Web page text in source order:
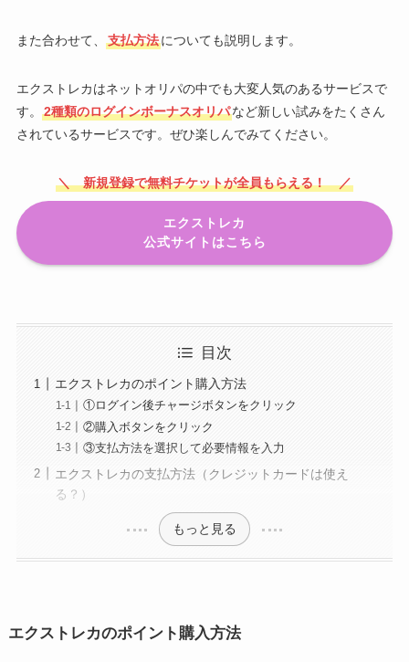
また合わせて、 支払方法についても説明します。
エクストレカはネットオリパの中でも大変人気のあるサービスで
す。
2種類のログインボーナスオリパなど新しい試みをたくさん
されているサービスです。ぜひ楽しんでみてください。
＼ 新規登録で無料チケットが全員もらえる！ ／
エクストレカ
公式サイトはこちら
目次
エクストレカのポイント購入方法
①ログイン後チャージボタンをクリック
②購入ボタンをクリック
③支払方法を選択して必要情報を入力
エクストレカの支払方法（クレジットカードは使え
る？）
もっと見る
エクストレカのポイント購入方法